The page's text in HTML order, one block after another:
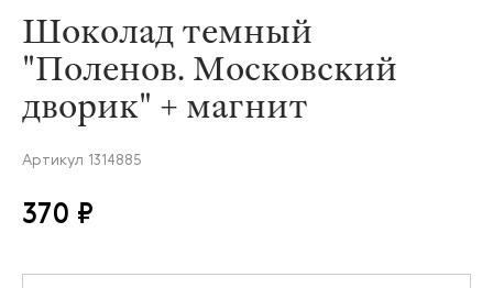
Шоколад темный
"Поленов. Московский
дворик" + магнит
Артикул 1314885
370 ₽